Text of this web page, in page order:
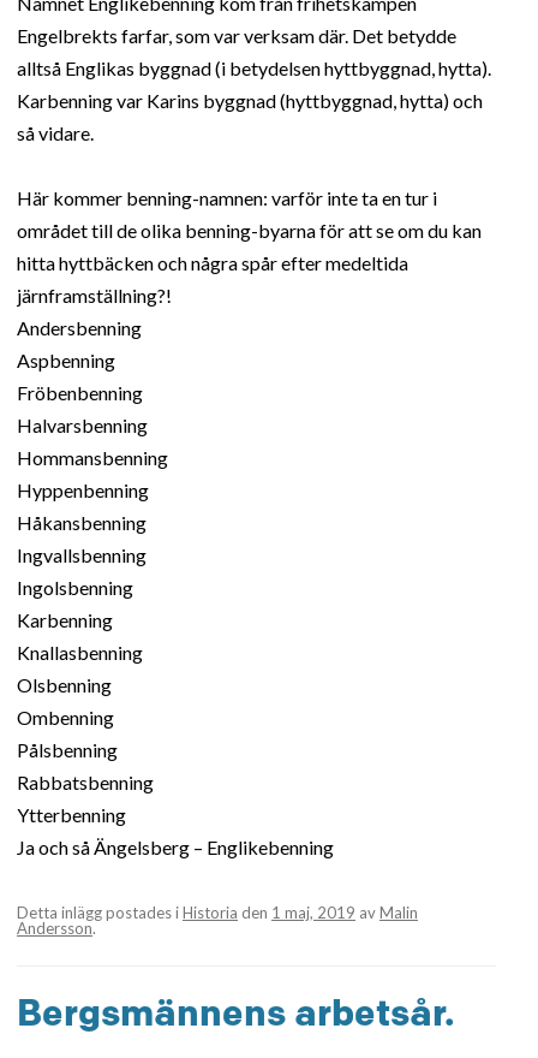
Engelbrekts farfar, som var verksam där. Det betydde
alltså Englikas byggnad (i betydelsen hyttbyggnad, hytta).
Karbenning var Karins byggnad (hyttbyggnad, hytta) och
så vidare.
Här kommer benning-namnen: varför inte ta en tur i
området till de olika benning-byarna för att se om du kan
hitta hyttbäcken och några spår efter medeltida
järnframställning?!
Andersbenning
Aspbenning
Fröbenbenning
Halvarsbenning
Hommansbenning
Hyppenbenning
Håkansbenning
Ingvallsbenning
Ingolsbenning
Karbenning
Knallasbenning
Olsbenning
Ombenning
Pålsbenning
Rabbatsbenning
Ytterbenning
Ja och så Ängelsberg – Englikebenning
Detta inlägg postades iHistoria den 1 maj, 2019 avMalin
Andersson.
Bergsmännens arbetsår.